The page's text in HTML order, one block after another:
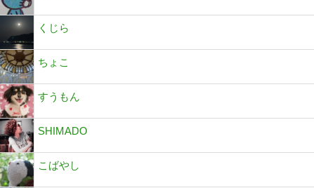
くじら
ちょこ
すうもん
SHIMADO
こばやし